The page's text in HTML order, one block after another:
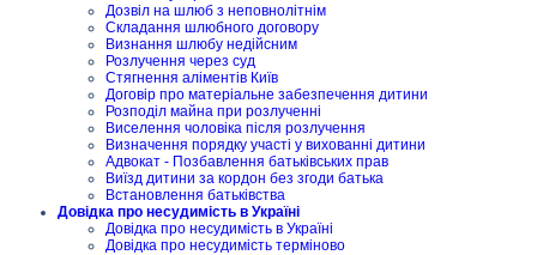
Дозвіл на шлюб з неповнолітнім
Складання шлюбного договору
Визнання шлюбу недійсним
Розлучення через суд
Стягнення аліментів Київ
Договір про матеріальне забезпечення дитини
Розподіл майна при розлученні
Виселення чоловіка після розлучення
Визначення порядку участі у вихованні дитини
Адвокат - Позбавлення батьківських прав
Виїзд дитини за кордон без згоди батька
Встановлення батьківства
Довідка про несудимість в Україні
Довідка про несудимість в Україні
Довідка про несудимість терміново